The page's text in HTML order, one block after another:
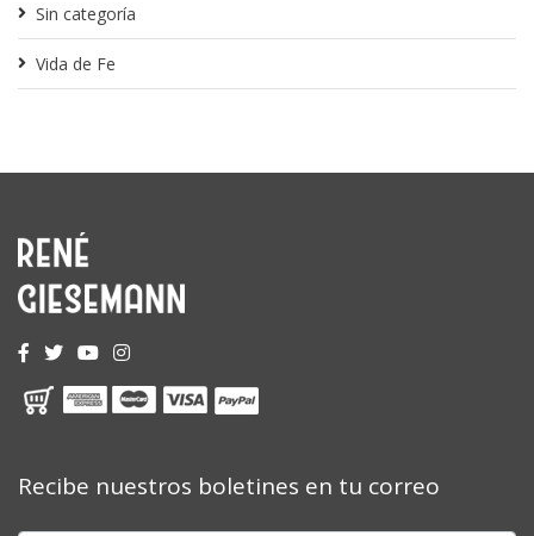
Sin categoría
Vida de Fe
Recibe nuestros boletines en tu correo